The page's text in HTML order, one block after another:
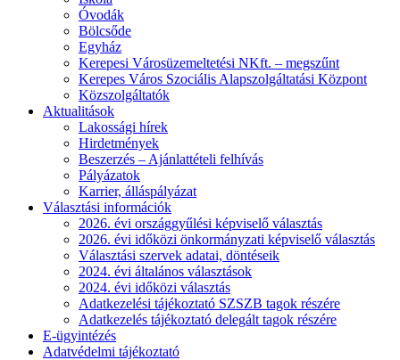
Óvodák
Bölcsőde
Egyház
Kerepesi Városüzemeltetési NKft. – megszűnt
Kerepes Város Szociális Alapszolgáltatási Központ
Közszolgáltatók
Aktualitások
Lakossági hírek
Hirdetmények
Beszerzés – Ajánlattételi felhívás
Pályázatok
Karrier, álláspályázat
Választási információk
2026. évi országgyűlési képviselő választás
2026. évi időközi önkormányzati képviselő választás
Választási szervek adatai, döntéseik
2024. évi általános választások
2024. évi időközi választás
Adatkezelési tájékoztató SZSZB tagok részére
Adatkezelés tájékoztató delegált tagok részére
E-ügyintézés
Adatvédelmi tájékoztató